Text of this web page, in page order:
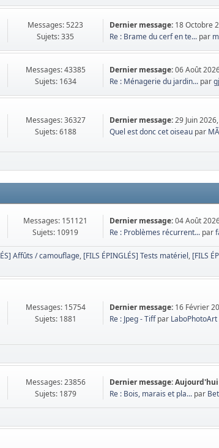
Messages: 5223
Sujets: 335
Dernier message: 18 Octobre
Re : Brame du cerf en te... par
Messages: 43385
Sujets: 1634
Dernier message:06 Août
Re : Ménagerie du jardin... par
Messages: 36327
Sujets: 6188
Dernier message:29 Juin
Quel est donc cet oiseau par
Messages: 151121
Sujets: 10919
Dernier message:04 Août
Re : Problèmes récurrent... par
Affûts / camouflage [FILS ÉPINGLÉS] Tests matériel [FILS
Messages: 15754
Sujets: 1881
Dernier message: 16 Février
Re : Jpeg - Tiffpar LaboPhotoArt
Messages: 23856
Sujets: 1879
Dernier message:Aujourd'hui
Re : Bois, marais et pla... par